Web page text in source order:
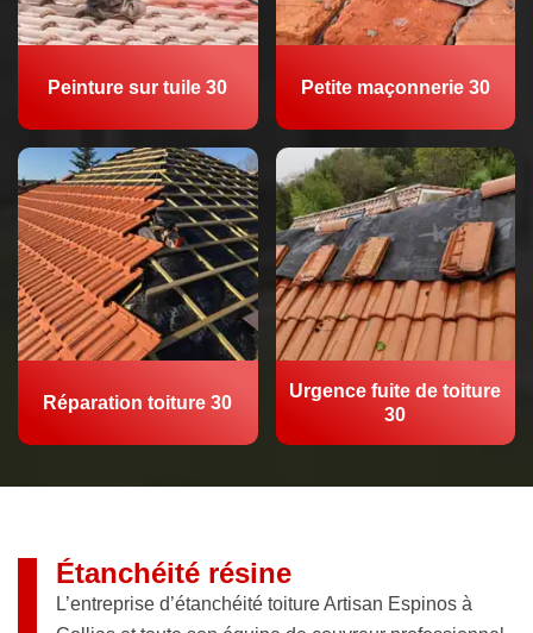
Peinture sur tuile 30 Petite maçonnerie 30
Réparation toiture 30
Urgence fuite de toiture
30
Étanchéité résine
L’entreprise d’étanchéité toiture Artisan Espinos à